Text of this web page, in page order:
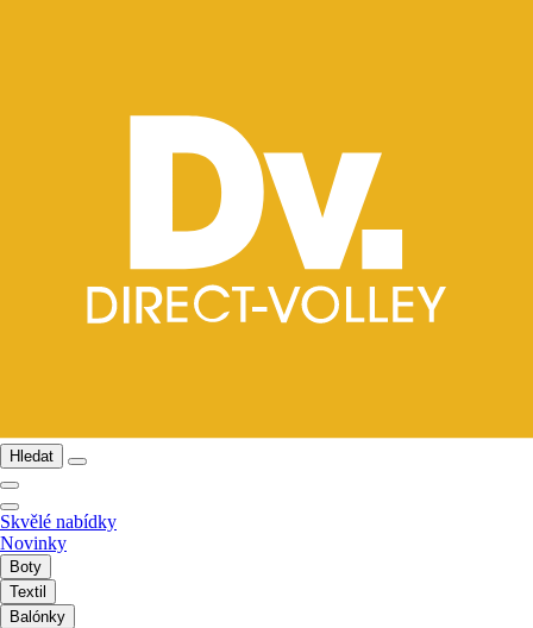
Hledat
Skvělé nabídky
Novinky
Boty
Textil
Balónky